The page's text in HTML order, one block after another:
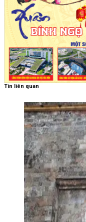
Tin liên quan